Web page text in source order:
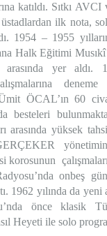
katıldı. Sıtkı AVCI
ilk nota,
1954 – 1955
Halk Eğitimi
arasında yer aldı.
deneme
ÖCAL’ın 60
besteleri
arasında yüksek
korosunun
onbeş
1962 yılında da yeni
önce klasik
Heyeti ile solo